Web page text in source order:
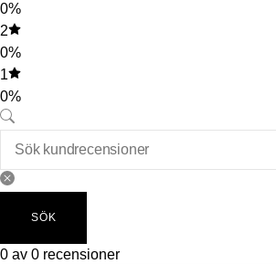
0%
2
0%
1
0%
SÖK
0 av 0 recensioner